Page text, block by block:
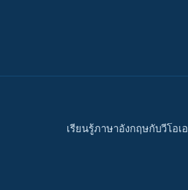
เรียนรู้ภาษาอังกฤษกับวีโอเอ